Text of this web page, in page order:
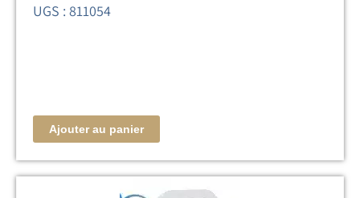
UGS : 811054
Ajouter au panier